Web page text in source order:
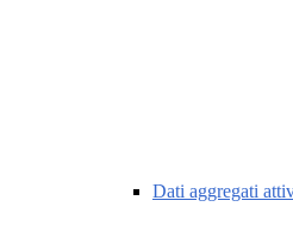
Dati aggregati